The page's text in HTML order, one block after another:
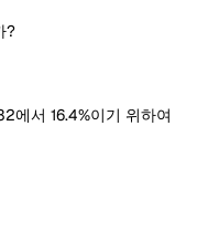
?
에서 16.4%이기 위하여